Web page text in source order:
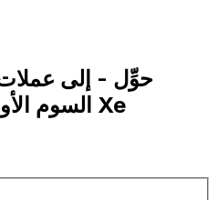
السوم الأوزباكستاني | إكس إي Xe